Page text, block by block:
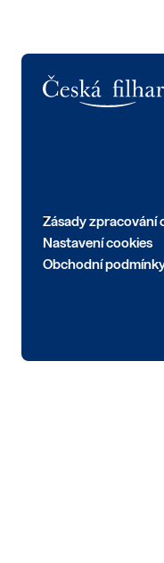
Zásady zpracování
Nastavení cookies
Obchodní